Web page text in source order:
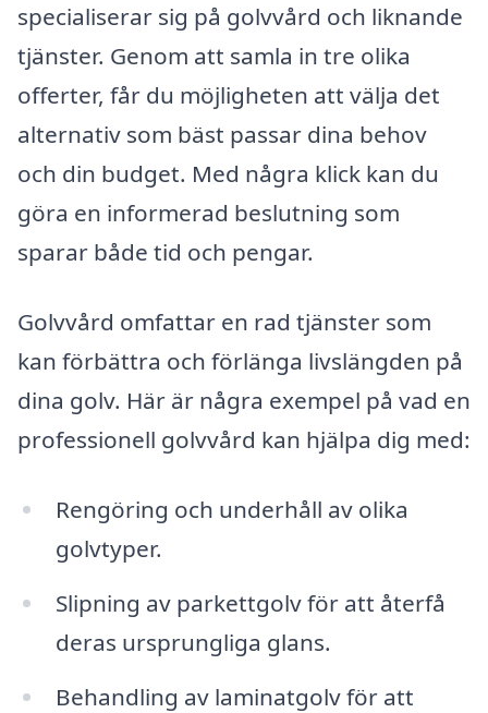
specialiserar sig på golvvård och liknande
tjänster. Genom att samla in tre olika
offerter, får du möjligheten att välja det
alternativ som bäst passar dina behov
och din budget. Med några klick kan du
göra en informerad beslutning som
sparar både tid och pengar.
Golvvård omfattar en rad tjänster som
kan förbättra och förlänga livslängden på
dina golv. Här är några exempel på vad en
professionell golvvård kan hjälpa dig med:
Rengöring och underhåll av olika
golvtyper.
Slipning av parkettgolv för att återfå
deras ursprungliga glans.
Behandling av laminatgolv för att